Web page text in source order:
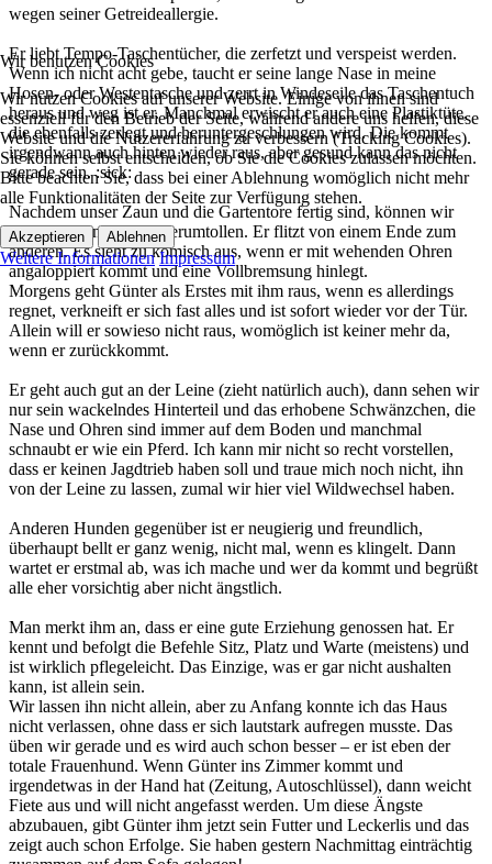
wegen seiner Getreideallergie.
Er liebt Tempo-Taschentücher, die zerfetzt und verspeist werden.
Wenn ich nicht acht gebe, taucht er seine lange Nase in meine
Hosen- oder Westentasche und zerrt in Windeseile das Taschentuch
heraus und weg ist er. Manchmal erwischt er auch eine Plastiktüte,
die ebenfalls zerlegt und heruntergeschlungen wird. Die kommt
irgendwann auch hinten wieder raus, aber gesund kann das nicht
gerade sein. :sick:
Nachdem unser Zaun und die Gartentore fertig sind, können wir
wunderbar im Garten herumtollen. Er flitzt von einem Ende zum
anderen. Es sieht zu komisch aus, wenn er mit wehenden Ohren
angaloppiert kommt und eine Vollbremsung hinlegt.
Morgens geht Günter als Erstes mit ihm raus, wenn es allerdings
regnet, verkneift er sich fast alles und ist sofort wieder vor der Tür.
Allein will er sowieso nicht raus, womöglich ist keiner mehr da,
wenn er zurückkommt.
Er geht auch gut an der Leine (zieht natürlich auch), dann sehen wir
nur sein wackelndes Hinterteil und das erhobene Schwänzchen, die
Nase und Ohren sind immer auf dem Boden und manchmal
schnaubt er wie ein Pferd. Ich kann mir nicht so recht vorstellen,
dass er keinen Jagdtrieb haben soll und traue mich noch nicht, ihn
von der Leine zu lassen, zumal wir hier viel Wildwechsel haben.
Anderen Hunden gegenüber ist er neugierig und freundlich,
überhaupt bellt er ganz wenig, nicht mal, wenn es klingelt. Dann
wartet er erstmal ab, was ich mache und wer da kommt und begrüßt
alle eher vorsichtig aber nicht ängstlich.
Man merkt ihm an, dass er eine gute Erziehung genossen hat. Er
kennt und befolgt die Befehle Sitz, Platz und Warte (meistens) und
ist wirklich pflegeleicht. Das Einzige, was er gar nicht aushalten
kann, ist allein sein.
Wir lassen ihn nicht allein, aber zu Anfang konnte ich das Haus
nicht verlassen, ohne dass er sich lautstark aufregen musste. Das
üben wir gerade und es wird auch schon besser – er ist eben der
totale Frauenhund. Wenn Günter ins Zimmer kommt und
irgendetwas in der Hand hat (Zeitung, Autoschlüssel), dann weicht
Fiete aus und will nicht angefasst werden. Um diese Ängste
abzubauen, gibt Günter ihm jetzt sein Futter und Leckerlis und das
zeigt auch schon Erfolge. Sie haben gestern Nachmittag einträchtig
Wir benutzen Cookies
Wir nutzen Cookies auf unserer Website. Einige von ihnen sind
essenziell für den Betrieb der Seite, während andere uns helfen, diese
Website und die Nutzererfahrung zu verbessern (Tracking Cookies).
Sie können selbst entscheiden, ob Sie die Cookies zulassen möchten.
Bitte beachten Sie, dass bei einer Ablehnung womöglich nicht mehr
alle Funktionalitäten der Seite zur Verfügung stehen.
Akzeptieren Ablehnen
Weitere Informationen Impressum